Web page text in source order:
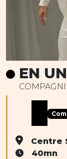
EN
Centre
40mn